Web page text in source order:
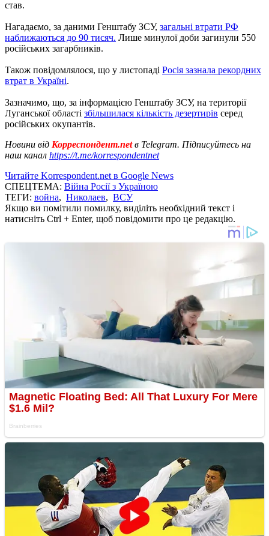
став.
Нагадаємо, за даними Генштабу ЗСУ, загальні втрати РФ
наближаються до 90 тисяч. Лише минулої доби загинули 550
російських загарбників.
Також повідомлялося, що у листопаді Росія зазнала рекордних
втрат в Україні.
Зазначимо, що, за інформацією Генштабу ЗСУ, на території
Луганської області збільшилася кількість дезертирів серед
російських окупантів.
Новини від Корреспондент.netв Telegram. Підписуйтесь на
наш канал https://t.me/korrespondentnet
Читайте Korrespondent.net в Google News
СПЕЦТЕМА: Війна Росії з Україною
ТЕГИ: война, Николаев, ВСУ
Якщо ви помітили помилку, виділіть необхідний текст і
натисніть Ctrl + Enter, щоб повідомити про це редакцію.